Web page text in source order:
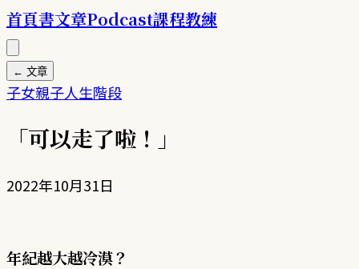
首頁書文章Podcast課程教練
← 文章
子女親子人生階段
「可以走了啦！」
2022年10月31日
年紀越大越冷漠？